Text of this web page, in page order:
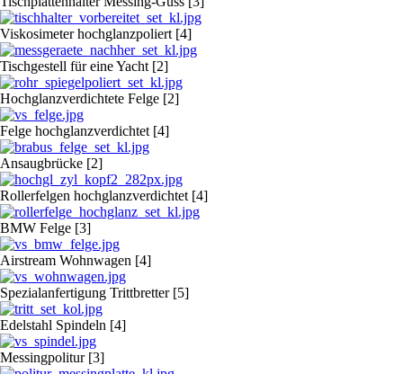
Viskosimeter hochglanzpoliert [4]
Tischgestell für eine Yacht [2]
Hochglanzverdichtete Felge [2]
Felge hochglanzverdichtet [4]
Ansaugbrücke [2]
Rollerfelgen hochglanzverdichtet [4]
BMW Felge [3]
Airstream Wohnwagen [4]
Spezialanfertigung Trittbretter [5]
Edelstahl Spindeln [4]
Messingpolitur [3]